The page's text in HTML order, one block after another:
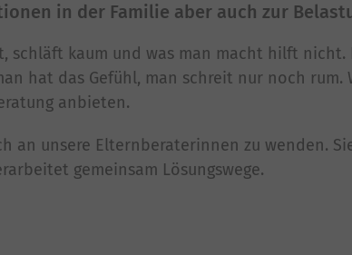
in der Familie aber auch zur
schläft kaum und was man macht hilft nicht.
hat das Gefühl, man schreit nur noch
anbieten.
an unsere Elternberaterinnen zu wenden.
gemeinsam Lösungswege.